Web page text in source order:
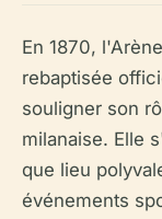
En 1870,
rebaptisée
souligner son
milanaise. Elle
que lieu
événements